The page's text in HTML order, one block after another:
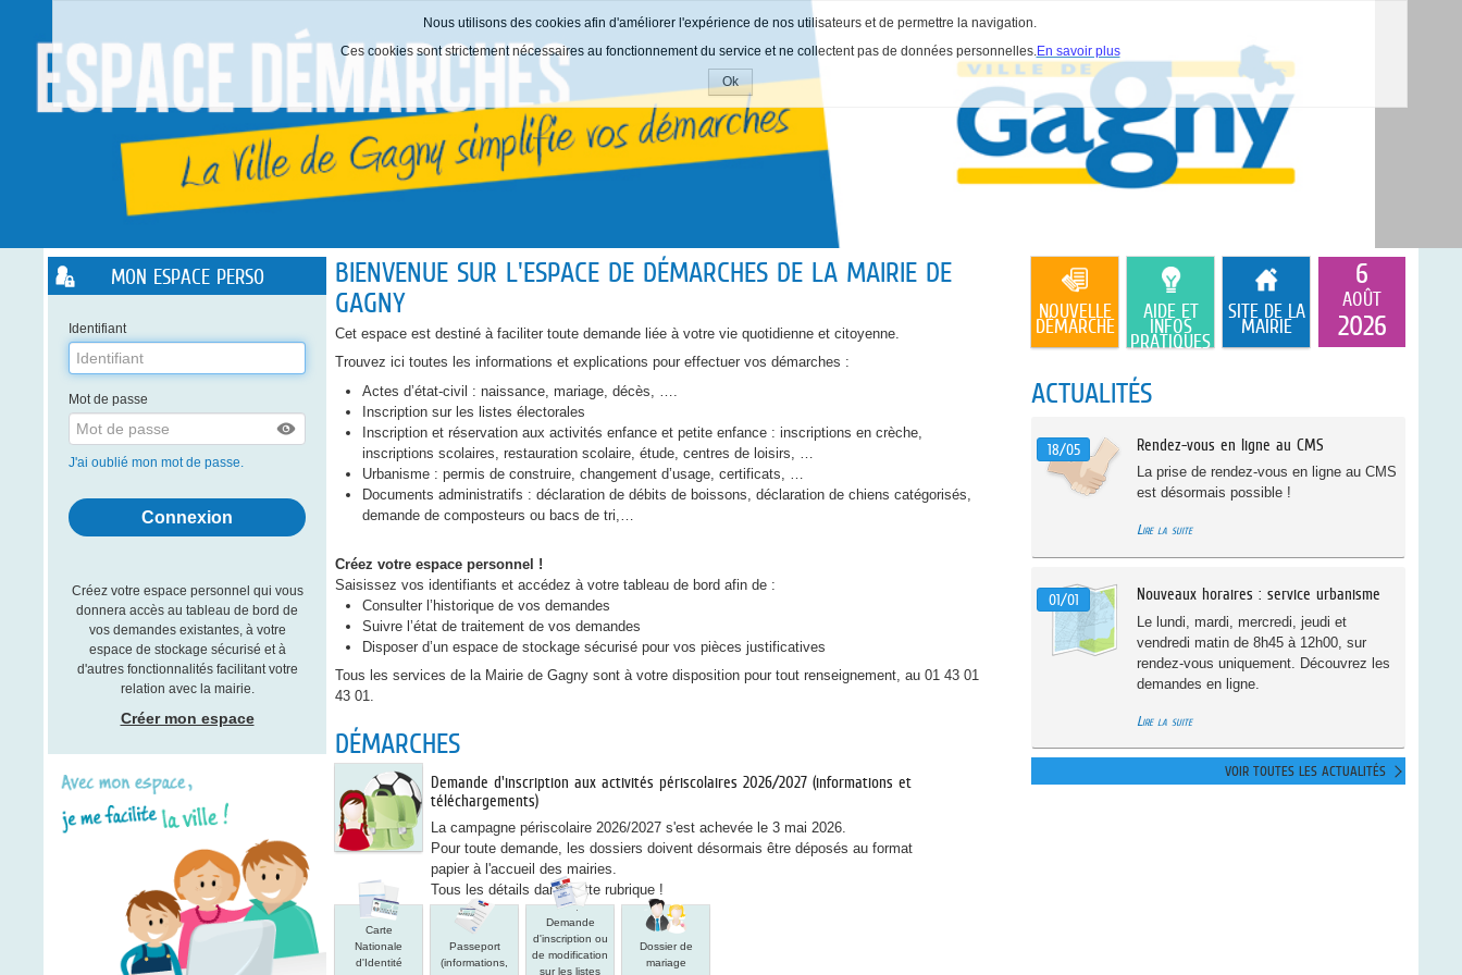
Nous utilisons des cookies afin d'améliorer l'expérience de nos utilisateurs et de permettre la navigation.
Ces cookies sont strictement nécessaires au fonctionnement du service et ne collectent pas de données personnelles.En savoir plus
Ok
Accepter
les
cookies
Liste
des
avertissements
MON ESPACE PERSO
Identifiant
Mot de passe
J'ai oublié mon mot de passe.
Créez votre espace personnel qui vous
donnera accès au tableau de bord de
vos demandes existantes, à votre
espace de stockage sécurisé et à
d'autres fonctionnalités facilitant votre
relation avec la mairie.
Créer mon espace
NOUVELLE
DÉMARCHE
AIDE ET
INFOS
PRATIQUES
SITE DE LA
MAIRIE
6
AOÛT
2026
BIENVENUE SUR L'ESPACE DE DÉMARCHES DE LA MAIRIE DE
GAGNY
Cet espace est destiné à faciliter toute demande liée à votre vie quotidienne et citoyenne.
Trouvez ici toutes les informations et explications pour effectuer vos démarches :
Actes d’état-civil : naissance, mariage, décès, ….
Inscription sur les listes électorales
Inscription et réservation aux activités enfance et petite enfance : inscriptions en crèche,
inscriptions scolaires, restauration scolaire, étude, centres de loisirs, …
Urbanisme : permis de construire, changement d’usage, certificats, …
Documents administratifs : déclaration de débits de boissons, déclaration de chiens catégorisés,
demande de composteurs ou bacs de tri,…
Créez votre espace personnel !
Saisissez vos identifiants et accédez à votre tableau de bord afin de :
Consulter l’historique de vos demandes
Suivre l’état de traitement de vos demandes
Disposer d’un espace de stockage sécurisé pour vos pièces justificatives
Tous les services de la Mairie de Gagny sont à votre disposition pour tout renseignement, au 01 43 01
43 01.
DÉMARCHES
Demande d'inscription aux activités périscolaires 2026/2027 (informations et
téléchargements)
La campagne périscolaire 2026/2027 s'est achevée le 3 mai 2026.
Pour toute demande, les dossiers doivent désormais être déposés au format
papier à l'accueil des mairies.
Tous les détails dans cette rubrique !
Carte
Nationale
d'Identité
(informations,
Carte
Nationale
d'Identité
Passeport
(informations,
prise
de
Passeport
(informations,
Demande
d'inscription
ou
de
Demande
d'inscription ou
de modification
sur les listes
Dossier
de
mariage
(informations
Dossier de
mariage
ACTUALITÉS
18/05 Rendez-vous en ligne au CMS
La prise de rendez-vous en ligne au CMS
est désormais possible !
Lire la suite
01/01 Nouveaux horaires : service urbanisme
Le lundi, mardi, mercredi, jeudi et
vendredi matin de 8h45 à 12h00, sur
rendez-vous uniquement. Découvrez les
demandes en ligne.
Lire la suite
VOIR TOUTES LES ACTUALITÉS